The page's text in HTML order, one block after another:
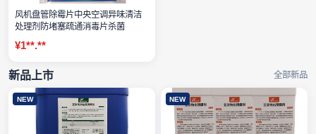
风机盘管除霉片中央空调异味清洁
处理剂防堵塞疏通消毒片杀菌
¥1**.**
新品上市 全部新品
NEW NEW